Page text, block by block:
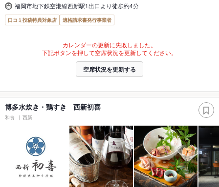
福岡市地下鉄空港線西新駅1出口より徒歩約4分
口コミ投稿特典対象店 適格請求書発行事業者
カレンダーの更新に失敗しました。
下記ボタンを押して空席状況を更新してください。
空席状況を更新する
博多水炊き・鶏すき 西新初喜
和食 西新